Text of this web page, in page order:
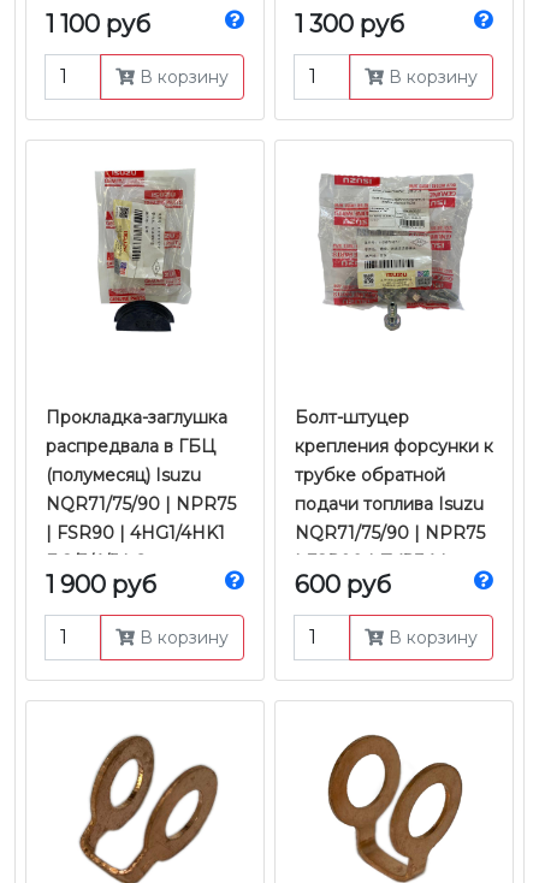
1 100 руб
В корзину
1 300 руб
В корзину
Прокладка-заглушка
распредвала в ГБЦ
(полумесяц) Isuzu
NQR71/75/90 | NPR75
| FSR90 | 4HG1/4HK1
Е-2/3/4/5 | Оригинал
1 900 руб
В корзину
Болт-штуцер
крепления форсунки к
трубке обратной
подачи топлива Isuzu
NQR71/75/90 | NPR75
| FSR90 | FVR34 |
4HK1 / 6HK1 Е-3/4/5 |
Оригинал
600 руб
В корзину